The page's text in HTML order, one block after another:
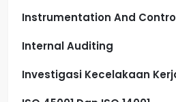
Instrumentation And
Internal Auditing
Investigasi Kecelakaan